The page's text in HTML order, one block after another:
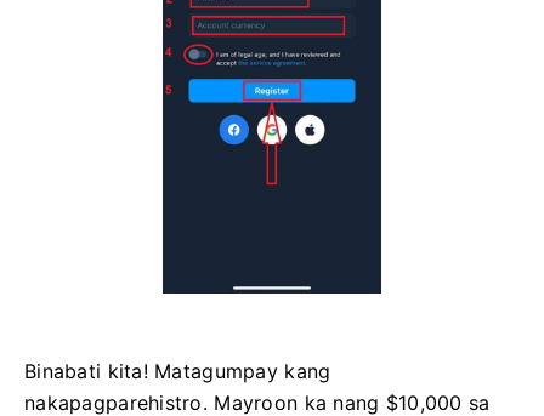
Binabati kita! Matagumpay kang
nakapagparehistro. Mayroon ka nang $10,000 sa